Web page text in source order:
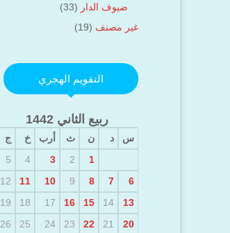
ضيوف الدار (33)
غير مصنف (19)
التقويم الهجري
ربيع الثاني 1442
س د ن ث أرب خ ج
1
2
3
4
5
6
7
8
9
10
11
12
13
14
15
16
17
18
19
20
21
22
23
24
25
26